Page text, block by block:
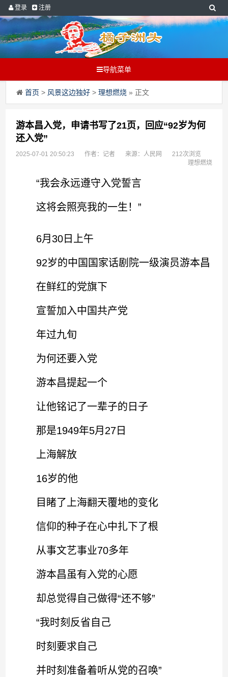
登录 注册
导航菜单
首页 > 风景这边独好 >理想燃烧 » 正文
游本昌入党，申请书写了21页，回应“92岁为何
还入党”
2025-07-01 20:50:23 作者：记者 来源：人民网
212次浏览
理想燃烧
“我会永远遵守入党誓言
这将会照亮我的一生！”
6月30日上午
92岁的中国国家话剧院一级演员游本昌
在鲜红的党旗下
宣誓加入中国共产党
年过九旬
为何还要入党
游本昌提起一个
让他铭记了一辈子的日子
那是1949年5月27日
上海解放
16岁的他
目睹了上海翻天覆地的变化
信仰的种子在心中扎下了根
从事文艺事业70多年
游本昌虽有入党的心愿
却总觉得自己做得“还不够”
“我时刻反省自己
时刻要求自己
并时刻准备着听从党的召唤”